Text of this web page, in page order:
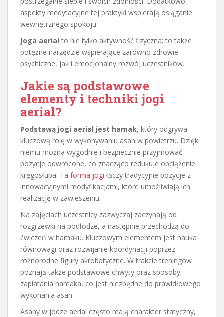
aspekty medytacyjne tej praktyki wspierają osiąganie
wewnętrznego spokoju.
Joga aerial to nie tylko aktywność fizyczna; to także
potężne narzędzie wspierające zarówno zdrowie
psychiczne, jak i emocjonalny rozwój uczestników.
Jakie są podstawowe
elementy i techniki jogi
aerial?
Podstawą jogi aerial jest hamak, który odgrywa
kluczową rolę w wykonywaniu asan w powietrzu. Dzięki
niemu można wygodnie i bezpiecznie przyjmować
pozycje odwrócone, co znacząco redukuje obciążenie
kręgosłupa. Ta forma jogi łączy tradycyjne pozycje z
innowacyjnymi modyfikacjami, które umożliwiają ich
realizację w zawieszeniu.
Na zajęciach uczestnicy zazwyczaj zaczynają od
rozgrzewki na podłodze, a następnie przechodzą do
ćwiczeń w hamaku. Kluczowym elementem jest nauka
równowagi oraz rozwijanie koordynacji poprzez
różnorodne figury akrobatyczne. W trakcie treningów
poznają także podstawowe chwyty oraz sposoby
zaplatania hamaka, co jest niezbędne do prawidłowego
wykonania asan.
Asany w jodze aerial często mają charakter statyczny,